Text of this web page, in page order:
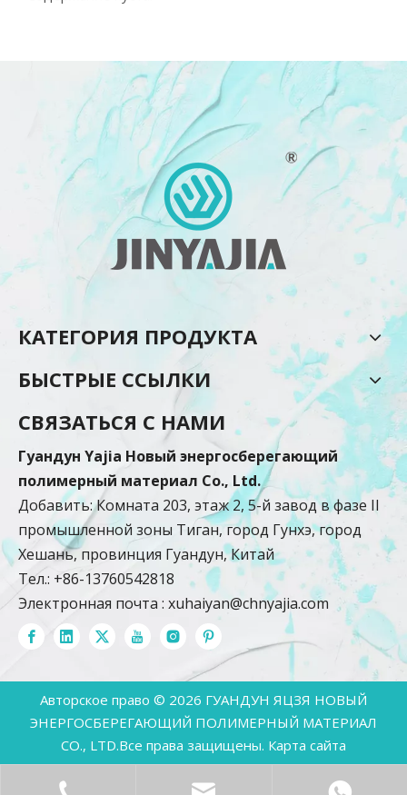
КАТЕГОРИЯ ПРОДУКТА
БЫСТРЫЕ ССЫЛКИ
СВЯЗАТЬСЯ С НАМИ
Гуандун Yajia Новый энергосберегающий
полимерный материал Co., Ltd.
Добавить: Комната 203, этаж 2, 5-й завод в фазе II
промышленной зоны Тиган, город Гунхэ, город
Хешань, провинция Гуандун, Китай
Тел.: +86-13760542818
Электронная почта : xuhaiyan@chnyajia.com
Авторское право © 2026 ГУАНДУН ЯЦЗЯ НОВЫЙ
ЭНЕРГОСБЕРЕГАЮЩИЙ ПОЛИМЕРНЫЙ МАТЕРИАЛ
CO., LTD.Все права защищены. Карта сайта